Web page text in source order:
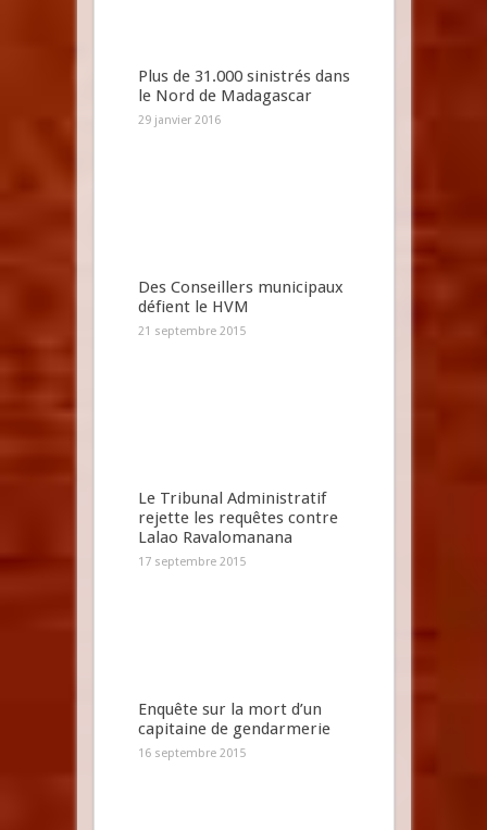
Plus de 31.000 sinistrés dans
le Nord de Madagascar
29 janvier 2016
Des Conseillers municipaux
défient le HVM
21 septembre 2015
Le Tribunal Administratif
rejette les requêtes contre
Lalao Ravalomanana
17 septembre 2015
Enquête sur la mort d’un
capitaine de gendarmerie
16 septembre 2015